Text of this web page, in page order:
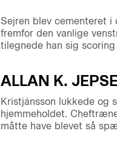
Sejren blev cementeret i
fremfor den vanlige
tilegnede han sig
ALLAN K.
Kristjánsson lukkede og
hjemmeholdet.
måtte have blevet så